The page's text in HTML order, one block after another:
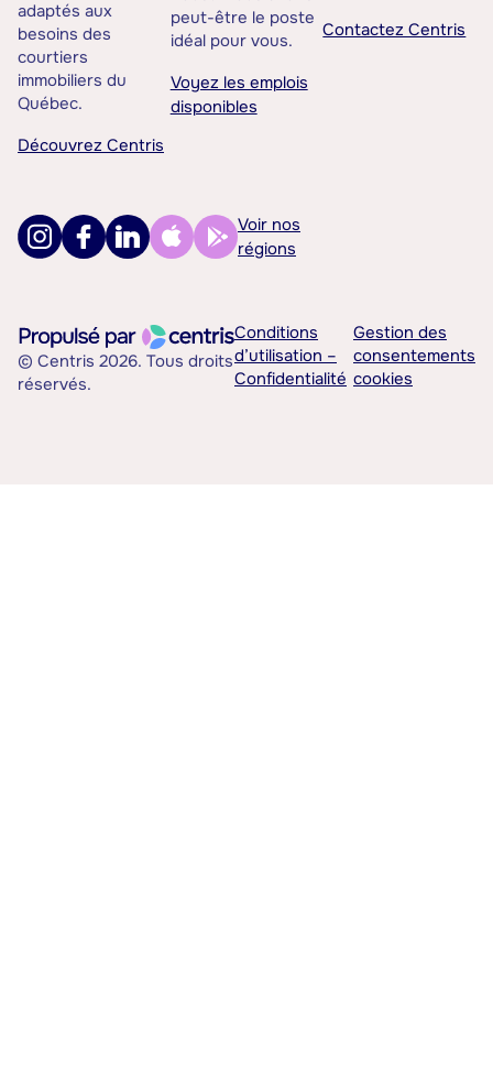
adaptés aux
besoins des
courtiers
immobiliers du
Québec.
Découvrez Centris
peut-être le poste
idéal pour vous.
Voyez les emplois
disponibles
Contactez Centris
Voir nos
régions
© Centris 2026. Tous droits
réservés.
Conditions
d’utilisation –
Confidentialité
Gestion des
consentements
cookies